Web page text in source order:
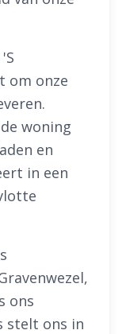
om onze
woning
en
in een
ons
stelt ons in